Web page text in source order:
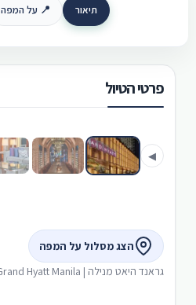
תיאור 📍 על המפה
פרטי הטיול
◀
הצג מסלול על המפה
גראנד היאט מנילה | Grand Hyatt Manila